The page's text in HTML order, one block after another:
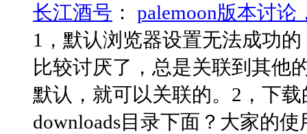
长江酒号 ： palemoon版本讨论
1，默认浏览器设置无法成功
比较讨厌了，总是关联到其他
默认，就可以关联的。2，下
downloads目录下面？大家的